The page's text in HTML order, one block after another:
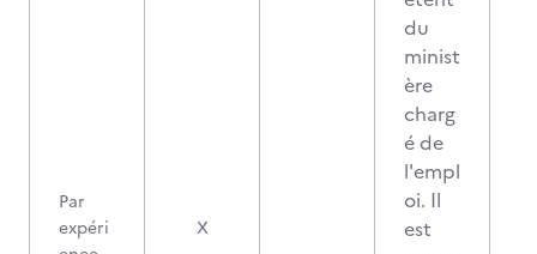
Par
expéri
X
du
minist
ère
charg
é de
l'empl
oi. Il
est